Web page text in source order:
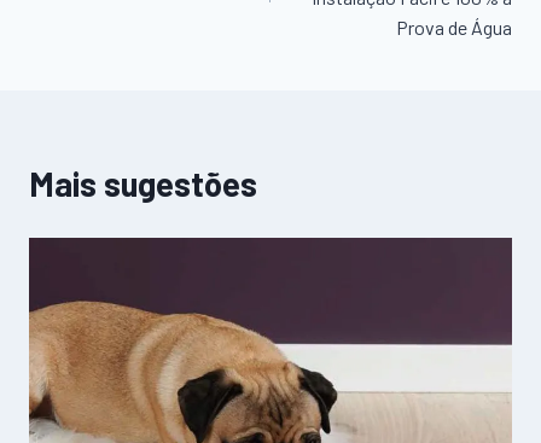
Prova de Água
Mais sugestões